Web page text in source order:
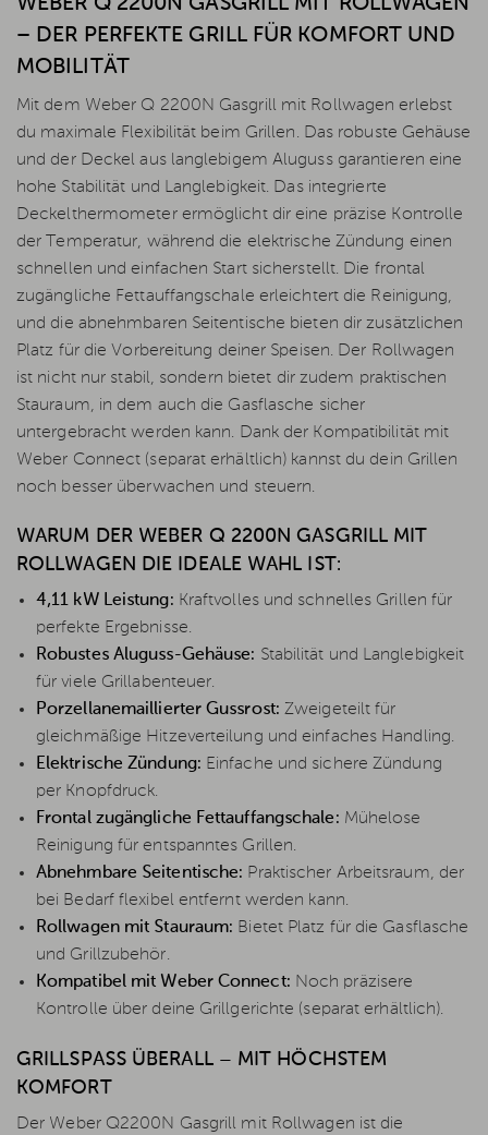
– DER PERFEKTE GRILL FÜR KOMFORT UND
MOBILITÄT
Mit dem Weber Q 2200N Gasgrill mit Rollwagen erlebst
du maximale Flexibilität beim Grillen. Das robuste Gehäuse
und der Deckel aus langlebigem Aluguss garantieren eine
hohe Stabilität und Langlebigkeit. Das integrierte
Deckelthermometer ermöglicht dir eine präzise Kontrolle
der Temperatur, während die elektrische Zündung einen
schnellen und einfachen Start sicherstellt. Die frontal
zugängliche Fettauffangschale erleichtert die Reinigung,
und die abnehmbaren Seitentische bieten dir zusätzlichen
Platz für die Vorbereitung deiner Speisen. Der Rollwagen
ist nicht nur stabil, sondern bietet dir zudem praktischen
Stauraum, in dem auch die Gasflasche sicher
untergebracht werden kann. Dank der Kompatibilität mit
Weber Connect (separat erhältlich) kannst du dein Grillen
noch besser überwachen und steuern.
WARUM DER WEBER Q 2200N GASGRILL MIT
ROLLWAGEN DIE IDEALE WAHL IST:
4,11 kW Leistung: Kraftvolles und schnelles Grillen für
perfekte Ergebnisse.
Robustes Aluguss-Gehäuse: Stabilität und Langlebigkeit
für viele Grillabenteuer.
Porzellanemaillierter Gussrost: Zweigeteilt für
gleichmäßige Hitzeverteilung und einfaches Handling.
Elektrische Zündung: Einfache und sichere Zündung
per Knopfdruck.
Frontal zugängliche Fettauffangschale: Mühelose
Reinigung für entspanntes Grillen.
Abnehmbare Seitentische: Praktischer Arbeitsraum, der
bei Bedarf flexibel entfernt werden kann.
Rollwagen mit Stauraum: Bietet Platz für die Gasflasche
und Grillzubehör.
Kompatibel mit Weber Connect: Noch präzisere
Kontrolle über deine Grillgerichte (separat erhältlich).
GRILLSPASS ÜBERALL – MIT HÖCHSTEM K
OMFORT
Der Weber Q2200N Gasgrill mit Rollwagen ist die